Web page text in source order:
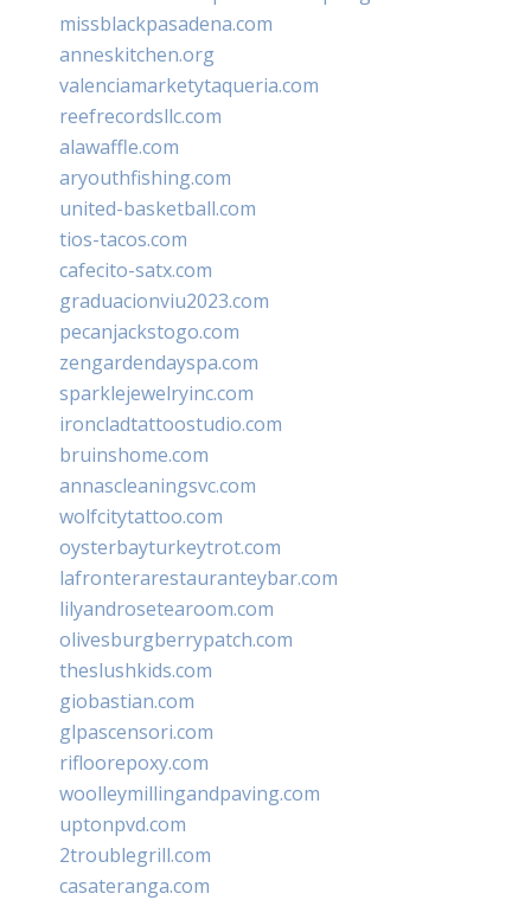
missblackpasadena.com
anneskitchen.org
valenciamarketytaqueria.com
reefrecordsllc.com
alawaffle.com
aryouthfishing.com
united-basketball.com
tios-tacos.com
cafecito-satx.com
graduacionviu2023.com
pecanjackstogo.com
zengardendayspa.com
sparklejewelryinc.com
ironcladtattoostudio.com
bruinshome.com
annascleaningsvc.com
wolfcitytattoo.com
oysterbayturkeytrot.com
lafronterarestauranteybar.com
lilyandrosetearoom.com
olivesburgberrypatch.com
theslushkids.com
giobastian.com
glpascensori.com
rifloorepoxy.com
woolleymillingandpaving.com
uptonpvd.com
2troublegrill.com
casateranga.com